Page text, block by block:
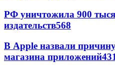
РФ уничтожила 900
издательств568
В Apple назвали
магазина приложений431